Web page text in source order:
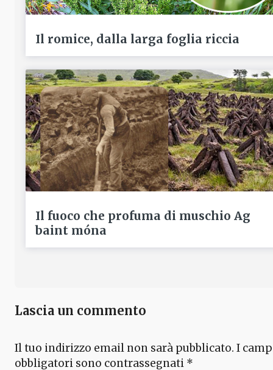
Il romice, dalla larga foglia riccia
Il fuoco che profuma di muschio Ag
baint móna
Lascia un commento
Il tuo indirizzo email non sarà pubblicato. I
obbligatori sono contrassegnati *